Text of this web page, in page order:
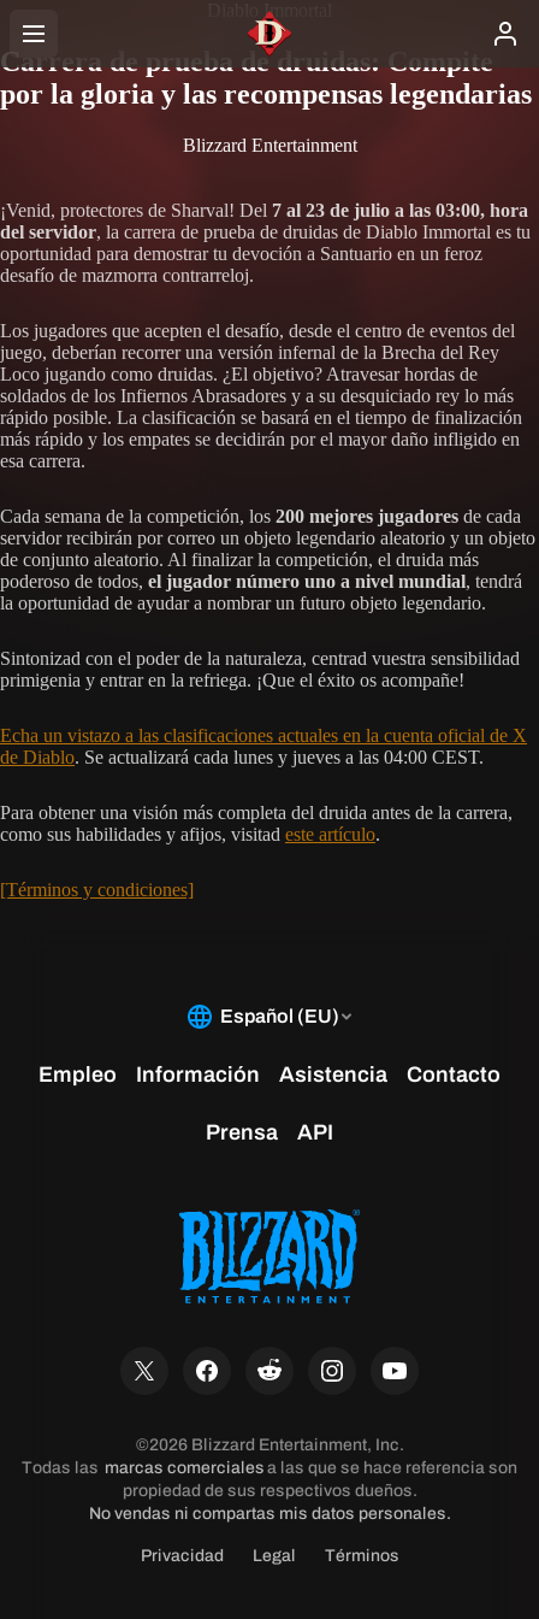
Diablo Immortal
Carrera de prueba de druidas: Compite
por la gloria y las recompensas legendarias
Blizzard Entertainment
¡Venid, protectores de Sharval! Del 7 al 23 de julio a las 03:00, hora
del servidor, la carrera de prueba de druidas de Diablo Immortal es tu
oportunidad para demostrar tu devoción a Santuario en un feroz
desafío de mazmorra contrarreloj.
Los jugadores que acepten el desafío, desde el centro de eventos del
juego, deberían recorrer una versión infernal de la Brecha del Rey
Loco jugando como druidas. ¿El objetivo? Atravesar hordas de
soldados de los Infiernos Abrasadores y a su desquiciado rey lo más
rápido posible. La clasificación se basará en el tiempo de finalización
más rápido y los empates se decidirán por el mayor daño infligido en
esa carrera.
Cada semana de la competición, los 200 mejores jugadores de cada
servidor recibirán por correo un objeto legendario aleatorio y un objeto
de conjunto aleatorio. Al finalizar la competición, el druida más
poderoso de todos, el jugador número uno a nivel mundial, tendrá
la oportunidad de ayudar a nombrar un futuro objeto legendario.
Sintonizad con el poder de la naturaleza, centrad vuestra sensibilidad
primigenia y entrar en la refriega. ¡Que el éxito os acompañe!
Echa un vistazo a las clasificaciones actuales en la cuenta oficial de X
de Diablo. Se actualizará cada lunes y jueves a las 04:00 CEST.
Para obtener una visión más completa del druida antes de la carrera,
como sus habilidades y afijos, visitad este artículo.
[Términos y condiciones]